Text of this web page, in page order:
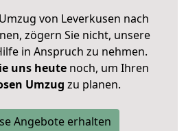
von Leverkusen nach
zögern Sie nicht, unsere
in Anspruch zu nehmen.
uns heutenoch, um Ihren
Umzug zu planen.
Angebote erhalten